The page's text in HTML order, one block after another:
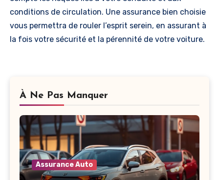
conditions de circulation. Une assurance bien choisie
vous permettra de rouler l’esprit serein, en assurant à
la fois votre sécurité et la pérennité de votre voiture.
À Ne Pas Manquer
Assurance Auto